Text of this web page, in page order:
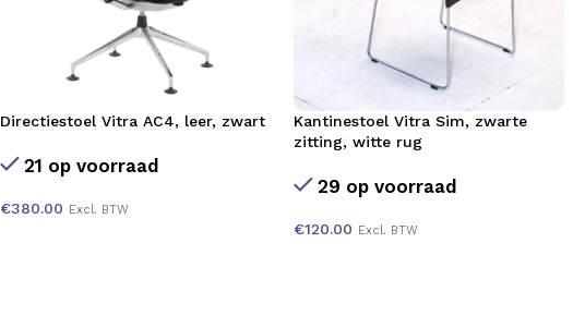
Directiestoel Vitra AC4, leer, zwart
21 op voorraad
€380.00 Excl. BTW
Kantinestoel Vitra Sim, zwarte
zitting, witte rug
29 op voorraad
€120.00 Excl. BTW